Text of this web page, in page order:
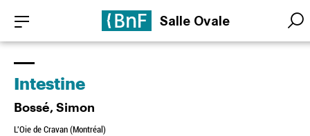
contenu
principal
Salle Ovale
Intestine
Bossé, Simon
L'Oie de Cravan (Montréal)
Panneau de gestion des cookies